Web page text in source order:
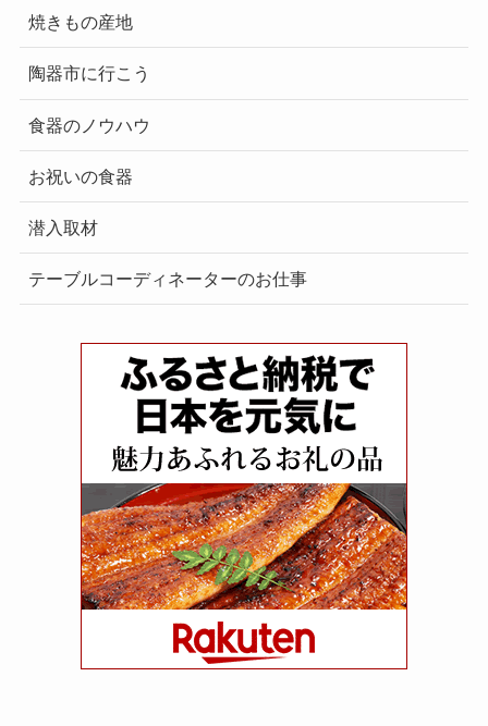
焼きもの産地
陶器市に行こう
食器のノウハウ
お祝いの食器
潜入取材
テーブルコーディネーターのお仕事